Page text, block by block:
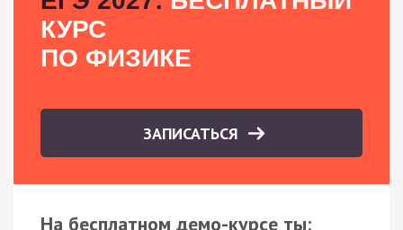
КУРС
ПО ФИЗИКЕ
ЗАПИСАТЬСЯ
На бесплатном демо-курсе ты: